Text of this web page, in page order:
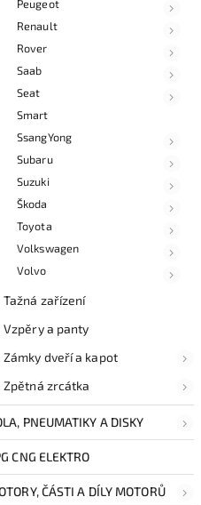
Peugeot
Renault
Rover
Saab
Seat
Smart
SsangYong
Subaru
Suzuki
Škoda
Toyota
Volkswagen
Volvo
Tažná zařízení
Vzpěry a panty
Zámky dveří a kapot
Zpětná zrcátka
PNEUMATIKY A DISKY
CNG ELEKTRO
ČÁSTI A DÍLY MOTORŮ